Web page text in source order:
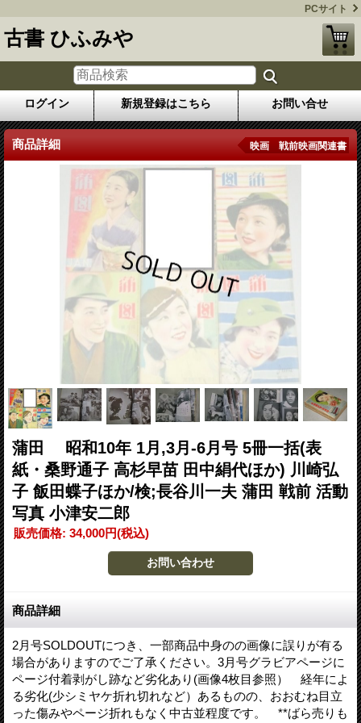
PCサイト
古書 ひふみや
ログイン 新規登録はこちら お問い合せ
商品詳細 映画 戦前映画関連書
蒲田 昭和10年 1月,3月-6月号 5冊一括(表
紙・桑野通子 高杉早苗 田中絹代ほか) 川崎弘
子 飯田蝶子ほか/検;長谷川一夫 蒲田 戦前 活動
写真 小津安二郎
販売価格: 34,000円(税込)
商品詳細
2月号SOLDOUTにつき、一部商品中身のの画像に誤りが有る
場合がありますのでご了承ください。3月号グラビアページに
ページ付着剥がし跡など劣化あり(画像4枚目参照） 経年によ
る劣化(少シミヤケ折れ切れなど）あるものの、おおむね目立
った傷みやページ折れもなく中古並程度です。 **ばら売りも